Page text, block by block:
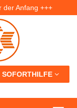
der Anfang +++
SOFORTHILFE